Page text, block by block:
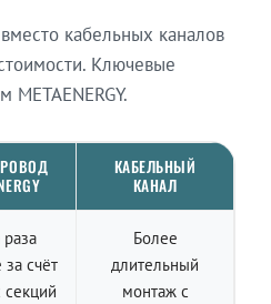
кабельных каналов
Ключевые
КАБЕЛЬНЫЙ
КАНАЛ
счёт
секций
Более
длительный
монтаж с